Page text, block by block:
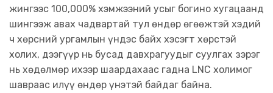
жингээс 100,000% хэмжээний усыг богино хугацаанд
шингээж авах чадвартай тул өндөр өгөөжтэй хэдий
ч хөрсний ургамлын үндэс байх хэсэгт хөрстэй
холих, дээгүүр нь бусад давхрагуудыг суулгах зэрэг
нь хөдөлмөр ихээр шаардахаас гадна LNC холимог
шавраас илүү өндөр үнэтэй байдаг байна.